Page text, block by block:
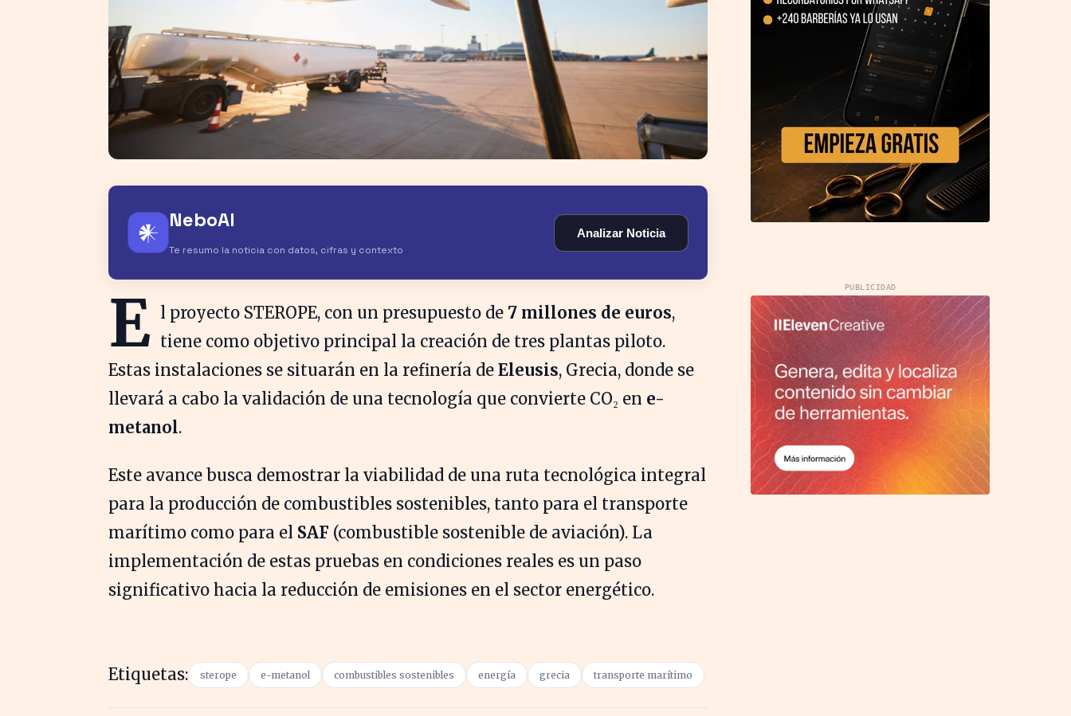
𒀭 NeboAI
Te resumo la noticia con datos, cifras y contexto
Analizar Noticia
E l proyecto STEROPE, con un presupuesto de 7 millones de euros,
tiene como objetivo principal la creación de tres plantas piloto.
Estas instalaciones se situarán en la refinería de Eleusis, Grecia, donde se
llevará a cabo la validación de una tecnología que convierte CO₂ en e-
metanol.
Este avance busca demostrar la viabilidad de una ruta tecnológica integral
para la producción de combustibles sostenibles, tanto para el transporte
marítimo como para el SAF (combustible sostenible de aviación). La
implementación de estas pruebas en condiciones reales es un paso
significativo hacia la reducción de emisiones en el sector energético.
Etiquetas: sterope e-metanol combustibles sostenibles energía grecia transporte marítimo
PUBLICIDAD